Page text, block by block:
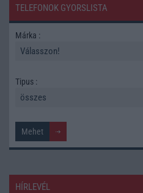
TELEFONOK GYORSLISTA
Márka :
Tipus :
HÍRLEVÉL